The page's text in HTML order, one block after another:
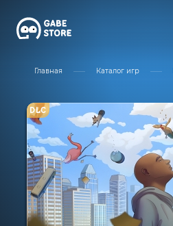
Главная Каталог игр
DLC